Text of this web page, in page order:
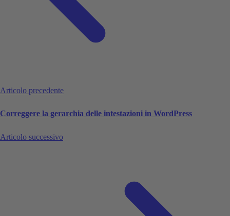
Articolo precedente
Correggere la gerarchia delle intestazioni in WordPress
Articolo successivo